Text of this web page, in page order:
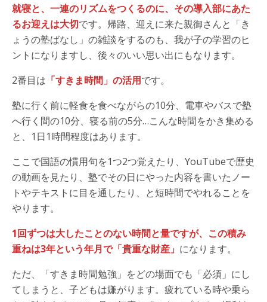
就寝と、一連のリズムをつくるのに、その導入部にあた
るお迎えは大切です。帰路、迎えに来た親御さんと「き
ょうの塾ばなし」の雑談をするのも、我が子の学習のヒ
ントになりますし、後々のいい思い出にもなります。
2番目は 「すきま時間」の活用です。
塾に行く前に軽食を食べながらの10分、電車やバスで塾
へ行く間の10分、寝る前の5分…こんな時間をかき集める
と、1日1時間程度はあります。
ここで国語の慣用句を1つ2つ覚えたり、YouTubeで歴史
の動画を見たり、塾でその日にやった内容を書いたノー
トやテキストに目を通したり、と短時間でやれることを
やります。
1回ずつは大したことのない時間と量ですが、この積み
重ねは3年という年月で「貴重な財産」 になります。
ただ、「すきま時間勉強」をどの場面でも「必須」にし
てしまうと、子どもは嫌がります。疲れている時や乗ら